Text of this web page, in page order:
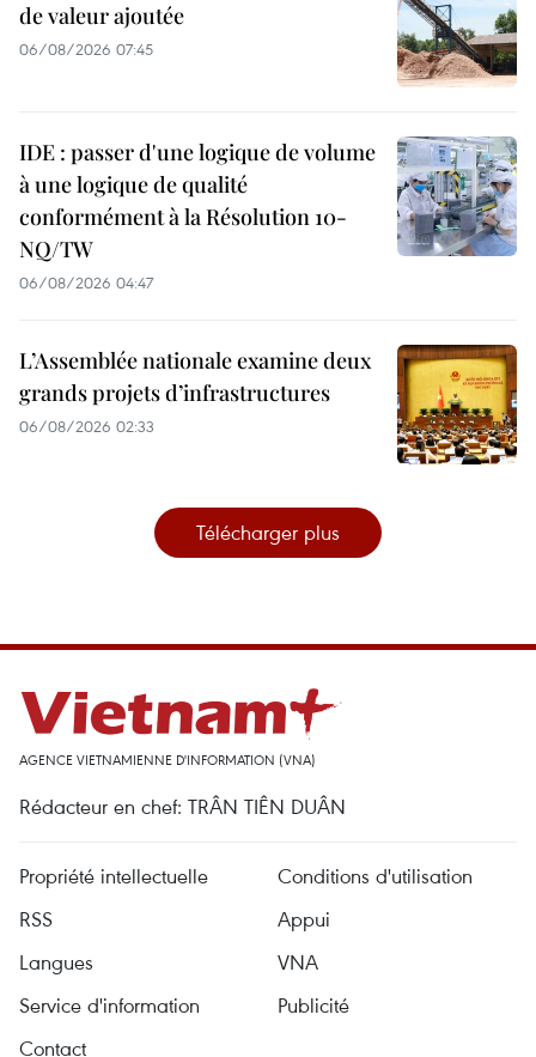
de valeur ajoutée
06/08/2026 07:45
IDE : passer d'une logique de volume
à une logique de qualité
conformément à la Résolution 10-
NQ/TW
06/08/2026 04:47
L’Assemblée nationale examine deux
grands projets d’infrastructures
06/08/2026 02:33
Télécharger plus
AGENCE VIETNAMIENNE D'INFORMATION (VNA)
Rédacteur en chef: TRÂN TIÊN DUÂN
Propriété intellectuelle
Conditions d'utilisation
RSS
Appui
Langues
VNA
Service d'information
Publicité
Contact